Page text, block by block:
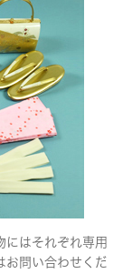
はそれぞれ専用
お問い合わせくだ